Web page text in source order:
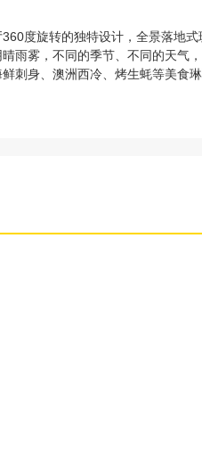
度旋转的独特设计，全景落
雨雾，不同的季节、不同的天气
刺身、澳洲西冷、烤生蚝等美